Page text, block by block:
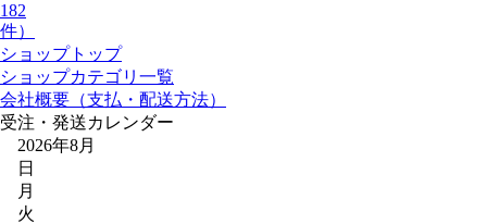
182
件）
ショップトップ
ショップカテゴリ一覧
会社概要（支払・配送方法）
受注・発送カレンダー
2026年8月
日
月
火